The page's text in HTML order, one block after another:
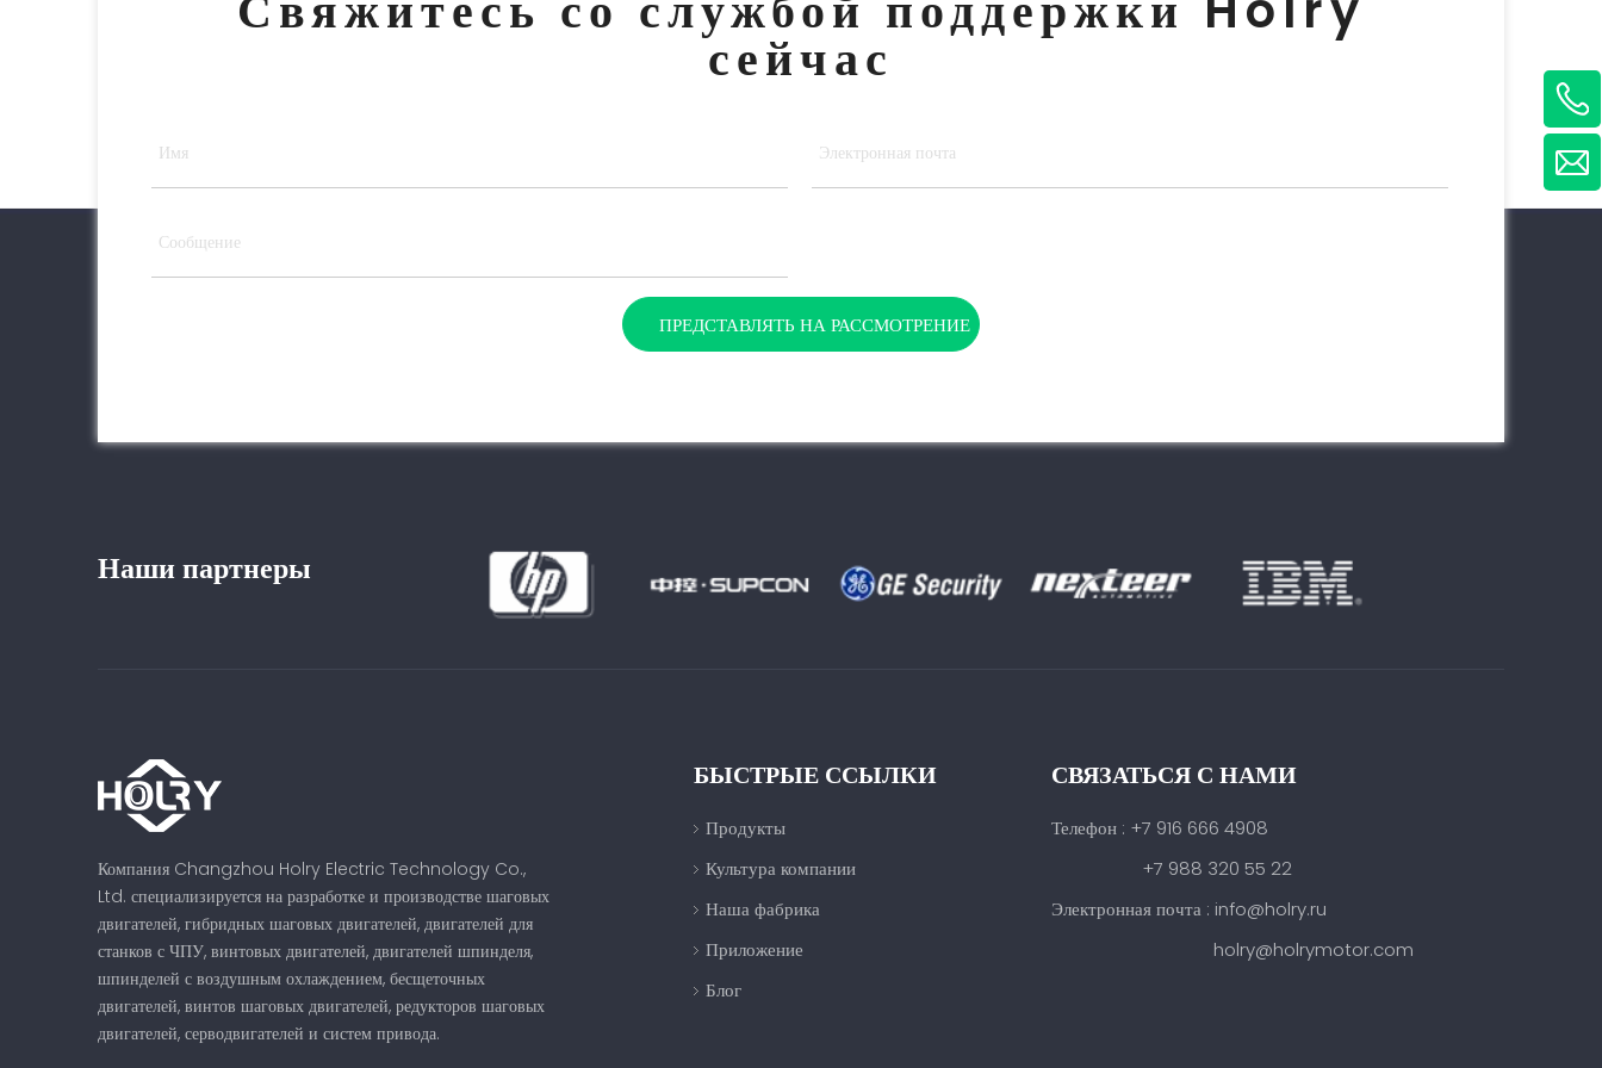
сейчас
ПРЕДСТАВЛЯТЬ НА РАССМОТРЕНИЕ
Наши партнеры
Компания Changzhou Holry Electric Technology Co.,
Ltd. специализируется на разработке и производстве шаговых
двигателей, гибридных шаговых двигателей, двигателей для
станков с ЧПУ, винтовых двигателей, двигателей шпинделя,
шпинделей с воздушным охлаждением, бесщеточных
двигателей, винтов шаговых двигателей, редукторов шаговых
двигателей, серводвигателей и систем привода.
БЫСТРЫЕ ССЫЛКИ
Продукты
Культура компании
Наша фабрика
Приложение
Блог
СВЯЗАТЬСЯ С НАМИ
Телефон : +7 916 666 4908
+7 988 320 55 22
Электронная почта : info@holry.ru
holry@holrymotor.com